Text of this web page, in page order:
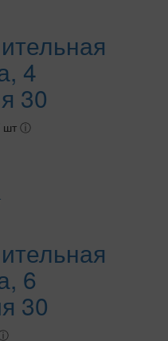
4
30
шт ⓘ
6
30